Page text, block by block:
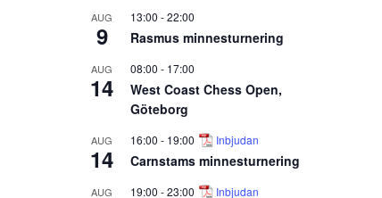
AUG
9
13:00 -22:00
Rasmus minnesturnering
AUG
14
08:00 - 17:00
West Coast Chess Open,
Göteborg
AUG
14
16:00 - 19:00 Inbjudan
Carnstams minnesturnering
AUG 19:00 -23:00 Inbjudan